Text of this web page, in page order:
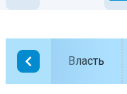
Власть